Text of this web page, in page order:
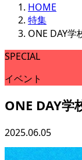
HOME
特集
ONE DAY学
SPECIAL
イベント
ONE DAY学
2025.06.05